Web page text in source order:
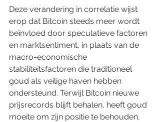
Deze verandering in correlatie wijst
erop dat Bitcoin steeds meer wordt
beïnvloed door speculatieve factoren
en marktsentiment, in plaats van de
macro-economische
stabiliteitsfactoren die traditioneel
goud als veilige haven hebben
ondersteund. Terwijl Bitcoin nieuwe
prijsrecords blijft behalen, heeft goud
moeite om zijn positie te behouden,